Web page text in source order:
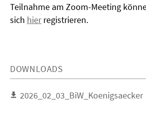
Teilnahme am Zoom-Meeting
sich hierregistrieren.
DOWNLOADS
2026_02_03_BiW_Koenigsaecker